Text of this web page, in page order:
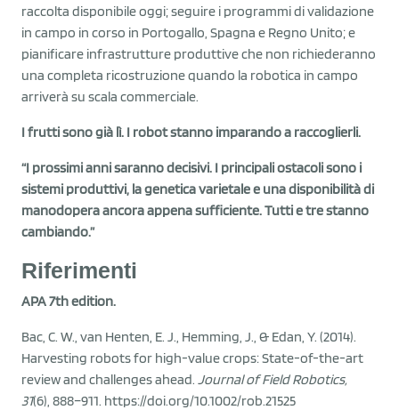
raccolta disponibile oggi; seguire i programmi di validazione
in campo in corso in Portogallo, Spagna e Regno Unito; e
pianificare infrastrutture produttive che non richiederanno
una completa ricostruzione quando la robotica in campo
arriverà su scala commerciale.
I frutti sono già lì. I robot stanno imparando a raccoglierli.
“I prossimi anni saranno decisivi. I principali ostacoli sono i
sistemi produttivi, la genetica varietale e una disponibilità di
manodopera ancora appena sufficiente. Tutti e tre stanno
cambiando.”
Riferimenti
APA 7th edition.
Bac, C. W., van Henten, E. J., Hemming, J., & Edan, Y. (2014).
Harvesting robots for high-value crops: State-of-the-art
review and challenges ahead. Journal of Field Robotics,
31(6), 888–911. https://doi.org/10.1002/rob.21525